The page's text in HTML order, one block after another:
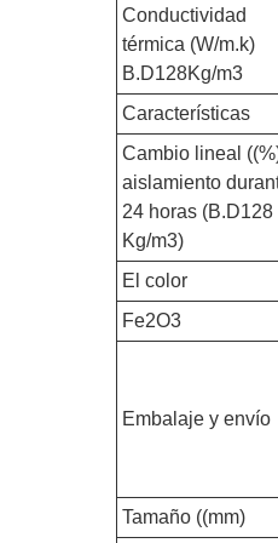
Conductividad
térmica (W/m.k)
B.D128Kg/m3
Características
Cambio lineal
aislamiento
24 horas (B.D128
Kg/m3)
El color
Fe2O3
Embalaje y envío
Tamaño ((mm)